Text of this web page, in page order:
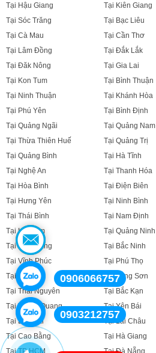
Tại Hậu Giang
Tại Kiên Giang
Tại Sóc Trăng
Tại Bạc Liêu
Tại Cà Mau
Tại Cần Thơ
Tại Lâm Đồng
Tại Đắk Lắk
Tại Đăk Nông
Tại Gia Lai
Tại Kon Tum
Tại Bình Thuận
Tại Ninh Thuận
Tại Khánh Hòa
Tại Phú Yên
Tại Bình Định
Tại Quảng Ngãi
Tại Quảng Nam
Tại Thừa Thiên Huế
Tại Quảng Trị
Tại Quảng Bình
Tại Hà Tĩnh
Tại Nghệ An
Tại Thanh Hóa
Tại Hòa Bình
Tại Điện Biên
Tại Hưng Yên
Tại Ninh Bình
Tại Thái Bình
Tại Nam Định
Tại Hà Nam
Tại Quảng Ninh
Tại Bắc Giang
Tại Bắc Ninh
Tại Vĩnh Phúc
Tại Phú Thọ
Tại Sơn La
Tại Lạng Sơn
Tại Thái Nguyên
Tại Bắc Kạn
Tại Tuyên Quang
Tại Yên Bái
Tại Lào Cai
Tại Lai Châu
Tại Cao Bằng
Tại Hà Giang
Tại TP HCM
Tại Đà Nẵng
0903212757
0906066757